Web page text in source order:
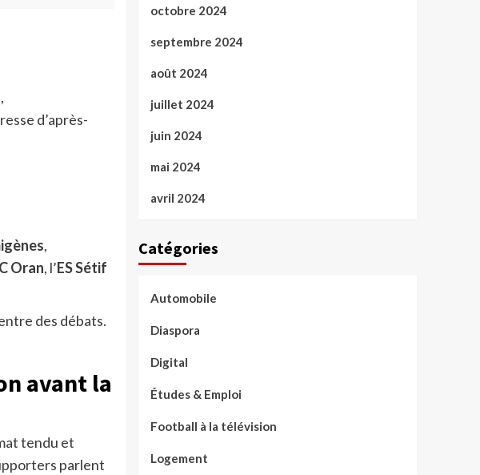
d’après-
,
Oran, l’ES Sétif
des débats.
avant la
tendu et
parlent
octobre 2024
septembre 2024
août 2024
juillet 2024
juin 2024
mai 2024
avril 2024
Catégories
Automobile
Diaspora
Digital
Études & Emploi
Football à la télévision
Logement